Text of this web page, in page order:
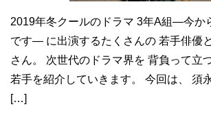
2019年冬クールのドラマ 3年A組―今か
です― に出演するたくさんの 若手俳優
さん。 次世代のドラマ界を 背負って立
若手を紹介していきます。 今回は、 須
[…]